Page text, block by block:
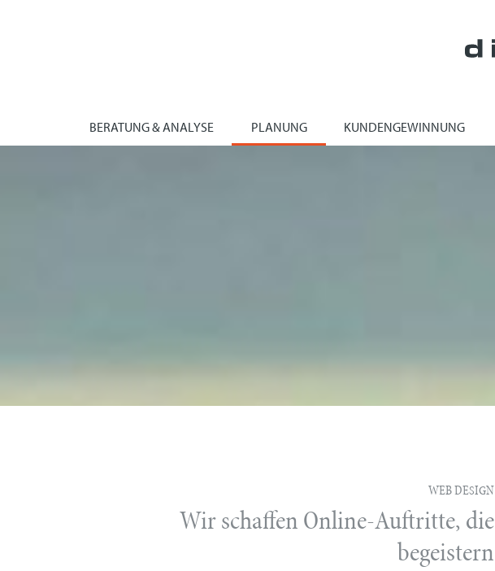
BERATUNG & ANALYSE PLANUNG KUNDENGEWINNUNG
WEB DESIGN
Wir schaffen Online-Auftritte, die
begeistern